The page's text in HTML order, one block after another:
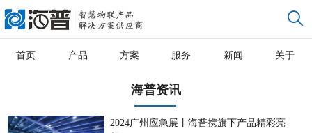
首页 产品 方案 服务 新闻 关于
海普资讯
2024广州应急展丨海普携旗下产品精彩亮